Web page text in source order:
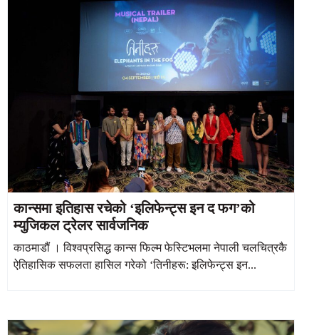
कान्समा इतिहास रचेको ‘इलिफेन्ट्स इन द फग’को
म्युजिकल ट्रेलर सार्वजनिक
काठमाडौं । विश्वप्रसिद्ध कान्स फिल्म फेस्टिभलमा नेपाली चलचित्रकै
ऐतिहासिक सफलता हासिल गरेको ‘तिनीहरू: इलिफेन्ट्स इन...